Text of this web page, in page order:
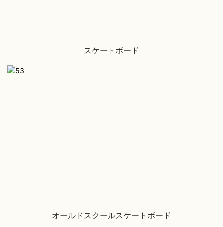
スケートボード
オールドスクールスケートボード